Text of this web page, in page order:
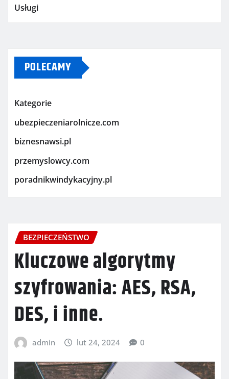
Usługi
POLECAMY
Kategorie
ubezpieczeniarolnicze.com
biznesnawsi.pl
przemyslowcy.com
poradnikwindykacyjny.pl
BEZPIECZEŃSTWO
Kluczowe algorytmy
szyfrowania: AES, RSA,
DES, i inne.
admin lut 24, 2024 0